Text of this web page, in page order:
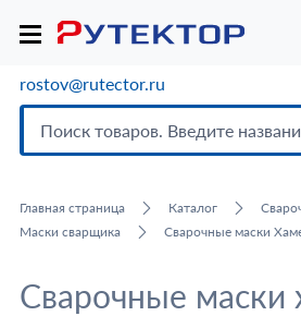
rostov@rutector.ru
Главная страница Каталог
Маски сварщика
Сварочные маски
Сварочные маски